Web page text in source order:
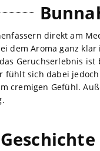
direkt am
dem Aroma ganz
Geruchserlebnis ist
fühlt sich dabei
cremigen Gefühl.